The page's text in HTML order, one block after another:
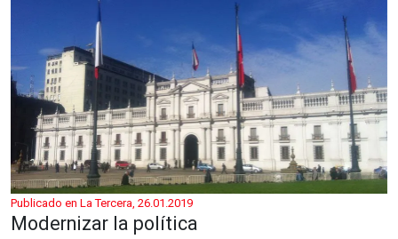
Publicado en La Tercera, 26.01.2019
Modernizar la política